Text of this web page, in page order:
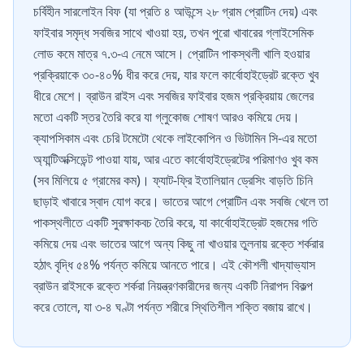
চর্বিহীন সারলোইন বিফ (যা প্রতি ৪ আউন্সে ২৮ গ্রাম প্রোটিন দেয়) এবং
ফাইবার সমৃদ্ধ সবজির সাথে খাওয়া হয়, তখন পুরো খাবারের গ্লাইসেমিক
লোড কমে মাত্র ৭.৩-এ নেমে আসে। প্রোটিন পাকস্থলী খালি হওয়ার
প্রক্রিয়াকে ৩০-৪০% ধীর করে দেয়, যার ফলে কার্বোহাইড্রেট রক্তে খুব
ধীরে মেশে। ব্রাউন রাইস এবং সবজির ফাইবার হজম প্রক্রিয়ায় জেলের
মতো একটি স্তর তৈরি করে যা গ্লুকোজ শোষণ আরও কমিয়ে দেয়।
ক্যাপসিকাম এবং চেরি টমেটো থেকে লাইকোপিন ও ভিটামিন সি-এর মতো
অ্যান্টিঅক্সিডেন্ট পাওয়া যায়, আর এতে কার্বোহাইড্রেটের পরিমাণও খুব কম
(সব মিলিয়ে ৫ গ্রামের কম)। ফ্যাট-ফ্রি ইতালিয়ান ড্রেসিং বাড়তি চিনি
ছাড়াই খাবারে স্বাদ যোগ করে। ভাতের আগে প্রোটিন এবং সবজি খেলে তা
পাকস্থলীতে একটি সুরক্ষাকবচ তৈরি করে, যা কার্বোহাইড্রেট হজমের গতি
কমিয়ে দেয় এবং ভাতের আগে অন্য কিছু না খাওয়ার তুলনায় রক্তে শর্করার
হঠাৎ বৃদ্ধি ৫৪% পর্যন্ত কমিয়ে আনতে পারে। এই কৌশলী খাদ্যাভ্যাস
ব্রাউন রাইসকে রক্তে শর্করা নিয়ন্ত্রণকারীদের জন্য একটি নিরাপদ বিকল্প
করে তোলে, যা ৩-৪ ঘণ্টা পর্যন্ত শরীরে স্থিতিশীল শক্তি বজায় রাখে।